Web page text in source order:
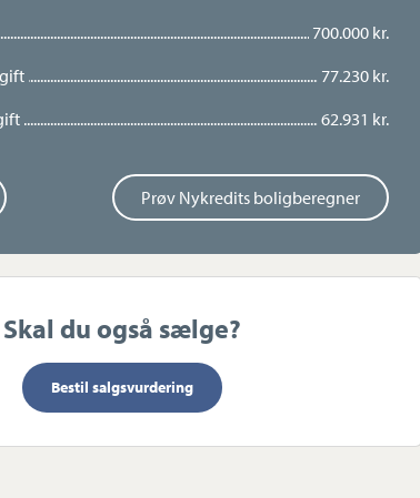
med værdifuld ekstra plads og
I et praktisk vaskerum, gode opbevaringsmuligheder
med egen indgang. Dette rum egner sig perfekt til
helhedsindtrykket.
og særdeles børnevenligt med kort afstand til
og gode skoler. Samtidig er der nem adgang til
Her får I med andre ord en indflytningsklar
og beliggenheden går op i en højere enhed – klar
næste kapitel
700.000 kr.
77.230 kr.
62.931 kr.
Prøv Nykredits boligberegner
Skal du også sælge?
Bestil salgsvurdering